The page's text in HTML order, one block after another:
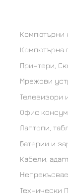
Компютърни
Компютърна
Принтери,
Мрежови
Телевизори
Офис
Лаптопи,
Батерии и
Кабели,
Технически